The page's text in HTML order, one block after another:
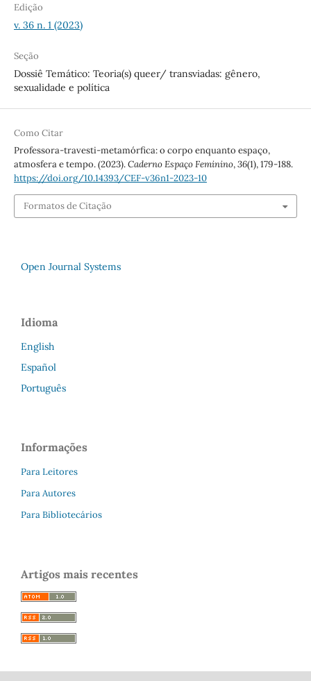
Edição
v. 36 n. 1 (2023)
Seção
Dossiê Temático: Teoria(s) queer/ transviadas: gênero,
sexualidade e política
Como Citar
Professora-travesti-metamórfica: o corpo enquanto espaço,
atmosfera e tempo. (2023).Caderno Espaço Feminino,36(1), 179-188.
https://doi.org/10.14393/CEF-v36n1-2023-10
Formatos de Citação
Open Journal Systems
Idioma
English
Español
Português
Informações
Para Leitores
Para Autores
Para Bibliotecários
Artigos mais recentes